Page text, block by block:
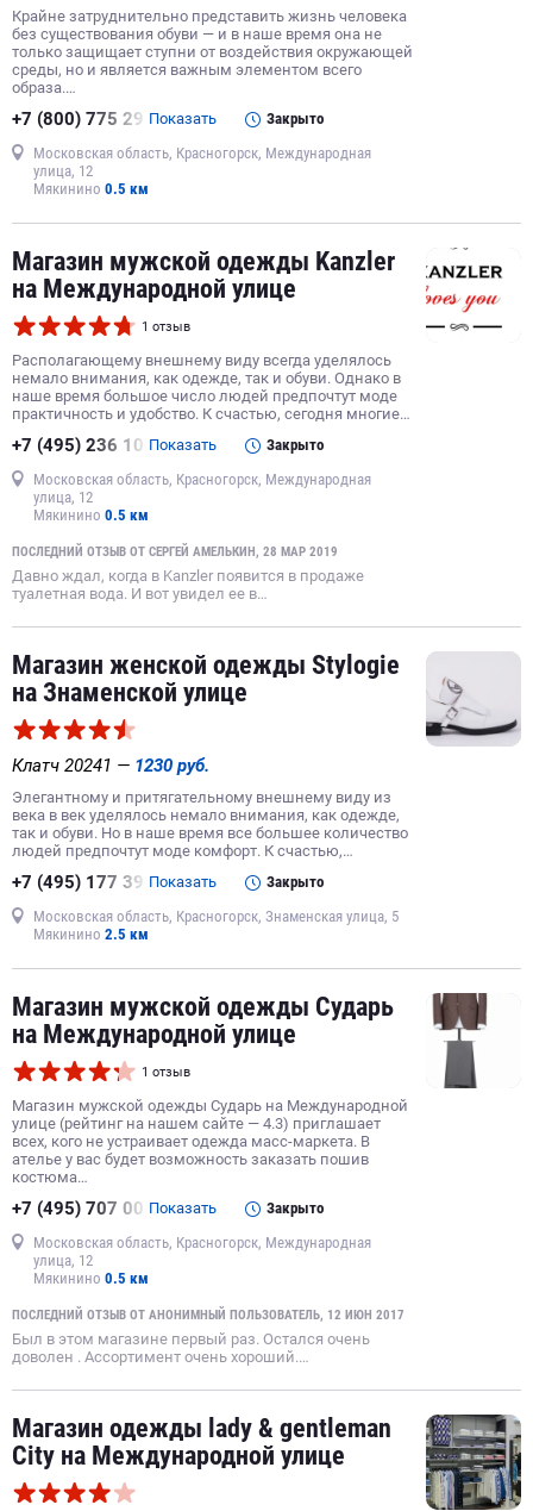
Крайне затруднительно представить жизнь человека
без существования обуви — и в наше время она не
только защищает ступни от воздействия окружающей
среды, но и является важным элементом всего
образа.…
+7 (800) 775 29 Показать Закрыто
Московская область, Красногорск, Международная
улица, 12
Мякинино 0.5 км
Магазин мужской одежды Kanzler
на Международной улице
1 отзыв
Располагающему внешнему виду всегда уделялось
немало внимания, как одежде, так и обуви. Однако в
наше время большое число людей предпочтут моде
практичность и удобство. К счастью, сегодня многие…
+7 (495) 236 10 Показать Закрыто
Московская область, Красногорск, Международная
улица, 12
Мякинино 0.5 км
ПОСЛЕДНИЙ ОТЗЫВ ОТ СЕРГЕЙ АМЕЛЬКИН, 28 МАР 2019
Давно ждал, когда в Kanzler появится в продаже
туалетная вода. И вот увидел ее в…
Магазин женской одежды Stylogie
на Знаменской улице
Клатч 20241 — 1230 руб.
Элегантному и притягательному внешнему виду из
века в век уделялось немало внимания, как одежде,
так и обуви. Но в наше время все большее количество
людей предпочтут моде комфорт. К счастью,…
+7 (495) 177 39 Показать Закрыто
Московская область, Красногорск, Знаменская улица, 5
Мякинино 2.5 км
Магазин мужской одежды Сударь
на Международной улице
1 отзыв
Магазин мужской одежды Сударь на Международной
улице (рейтинг на нашем сайте — 4.3) приглашает
всех, кого не устраивает одежда масс-маркета. В
ателье у вас будет возможность заказать пошив
костюма…
+7 (495) 707 00 Показать Закрыто
Московская область, Красногорск, Международная
улица, 12
Мякинино 0.5 км
ПОСЛЕДНИЙ ОТЗЫВ ОТ АНОНИМНЫЙ ПОЛЬЗОВАТЕЛЬ, 12 ИЮН 2017
Был в этом магазине первый раз. Остался очень
доволен . Ассортимент очень хороший.…
Магазин одежды lady & gentleman
City на Международной улице